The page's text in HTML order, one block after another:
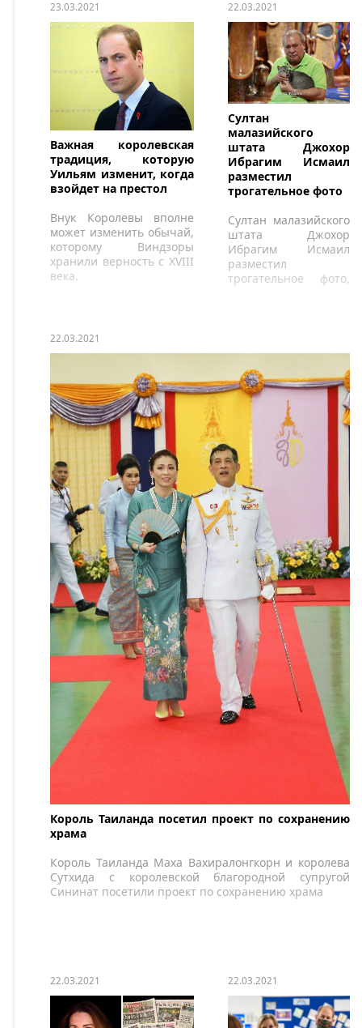
23.03.2021
Важная королевская
традиция, которую
Уильям изменит, когда
взойдет на престол
Внук Королевы вполне
может изменить обычай,
которому Виндзоры
хранили верность с XVIII
века.
22.03.2021
Султан
малазийского
штата Джохор
Ибрагим Исмаил
разместил
трогательное фото
Султан малазийского
штата Джохор
Ибрагим Исмаил
разместил
трогательное фото,
22.03.2021
Король Таиланда посетил проект по сохранению
храма
Король Таиланда Маха Ваxиралонгкорн и королева
Сутхида с королевской благородной супругой
Сининат посетили проект по сохранению храма
22.03.2021 22.03.2021